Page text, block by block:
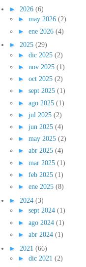
► 2026 (6)
► may 2026 (2)
► ene 2026 (4)
► 2025 (29)
► dic 2025 (2)
► nov 2025 (1)
► oct 2025 (2)
► sept 2025 (1)
► ago 2025 (1)
► jul 2025 (2)
► jun 2025 (4)
► may 2025 (2)
► abr 2025 (4)
► mar 2025 (1)
► feb 2025 (1)
► ene 2025 (8)
► 2024 (3)
► sept 2024 (1)
► ago 2024 (1)
► abr 2024 (1)
► 2021 (66)
► dic 2021 (2)